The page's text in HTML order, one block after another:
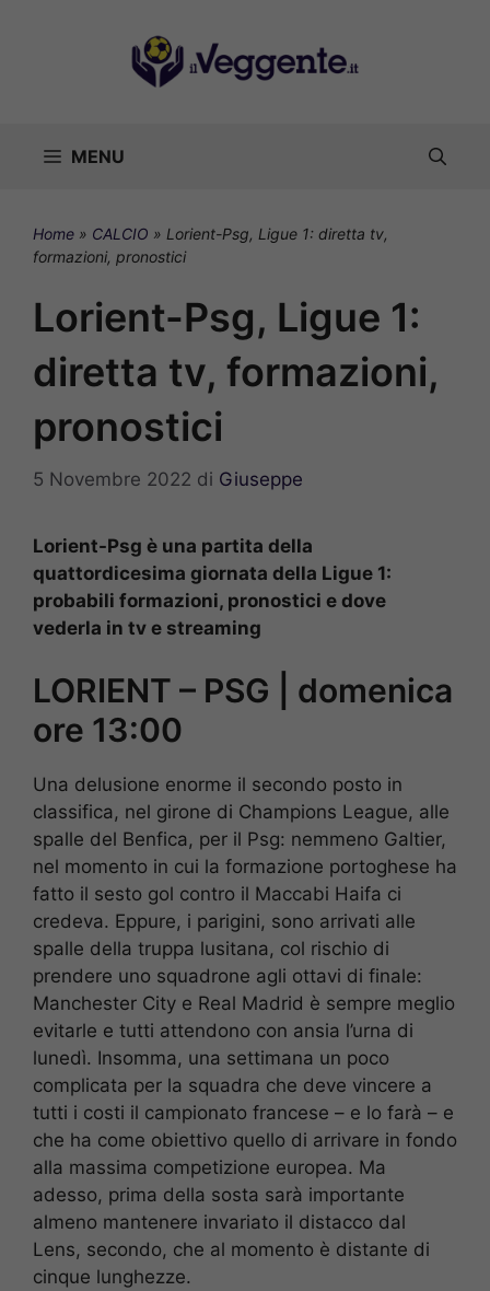
MENU
Home » CALCIO » Lorient-Psg, Ligue 1: diretta tv,
formazioni, pronostici
Lorient-Psg, Ligue 1:
diretta tv, formazioni,
pronostici
5 Novembre 2022 di Giuseppe
Lorient-Psg è una partita della
quattordicesima giornata della Ligue 1:
probabili formazioni, pronostici e dove
vederla in tv e streaming
LORIENT – PSG | domenica
ore 13:00
Una delusione enorme il secondo posto in
classifica, nel girone di Champions League, alle
spalle del Benfica, per il Psg: nemmeno Galtier,
nel momento in cui la formazione portoghese ha
fatto il sesto gol contro il Maccabi Haifa ci
credeva. Eppure, i parigini, sono arrivati alle
spalle della truppa lusitana, col rischio di
prendere uno squadrone agli ottavi di finale:
Manchester City e Real Madrid è sempre meglio
evitarle e tutti attendono con ansia l’urna di
lunedì. Insomma, una settimana un poco
complicata per la squadra che deve vincere a
tutti i costi il campionato francese – e lo farà – e
che ha come obiettivo quello di arrivare in fondo
alla massima competizione europea. Ma
adesso, prima della sosta sarà importante
almeno mantenere invariato il distacco dal
Lens, secondo, che al momento è distante di
cinque lunghezze.